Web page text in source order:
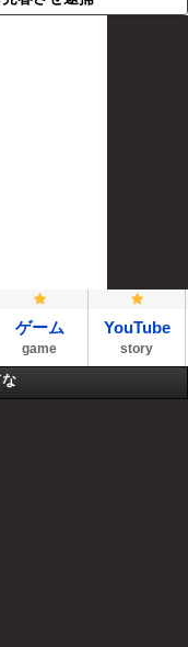
ゲーム
game
YouTube
story